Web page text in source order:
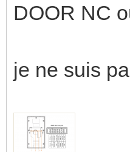
DOOR NC
je ne suis